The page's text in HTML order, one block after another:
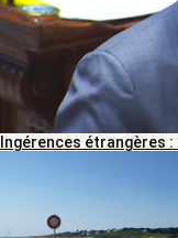
Ingérences étrangères